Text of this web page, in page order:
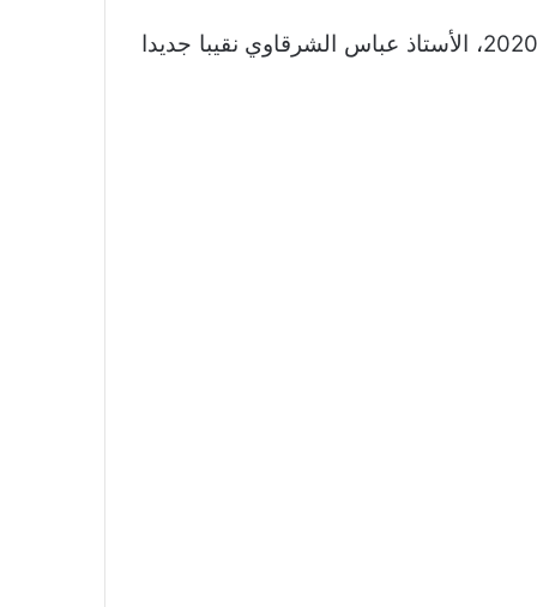
انتخب محامو هيئة بني ملال، يوم الجمعة 18 دجنبر 2020، الأستاذ عباس الشرقاوي نقيبا جديدا